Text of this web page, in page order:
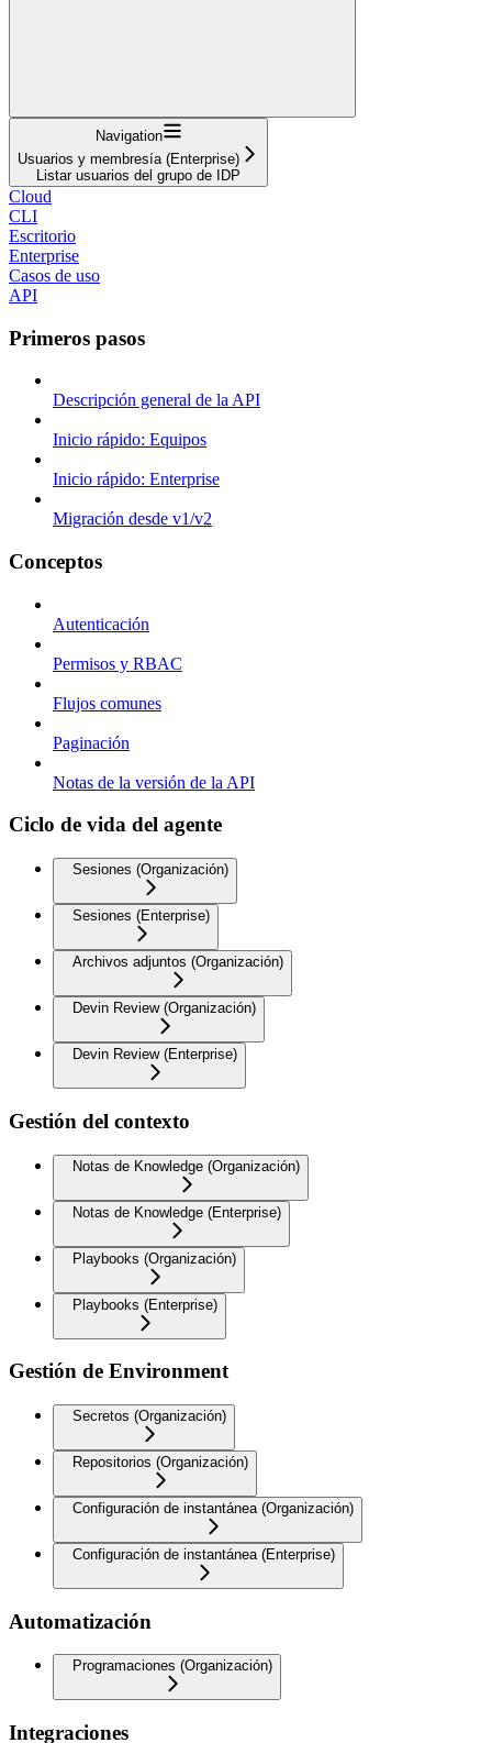
Navigation
Usuarios y membresía (Enterprise)
Listar usuarios del grupo de IDP
Cloud
CLI
Escritorio
Enterprise
Casos de uso
API
Primeros pasos
Descripción general de la API
Inicio rápido: Equipos
Inicio rápido: Enterprise
Migración desde v1/v2
Conceptos
Autenticación
Permisos y RBAC
Flujos comunes
Paginación
Notas de la versión de la API
Ciclo de vida del agente
Sesiones (Organización)
Sesiones (Enterprise)
Archivos adjuntos (Organización)
Devin Review (Organización)
Devin Review (Enterprise)
Gestión del contexto
Notas de Knowledge (Organización)
Notas de Knowledge (Enterprise)
Playbooks (Organización)
Playbooks (Enterprise)
Gestión de Environment
Secretos (Organización)
Repositorios (Organización)
Configuración de instantánea (Organización)
Configuración de instantánea (Enterprise)
Automatización
Programaciones (Organización)
Integraciones